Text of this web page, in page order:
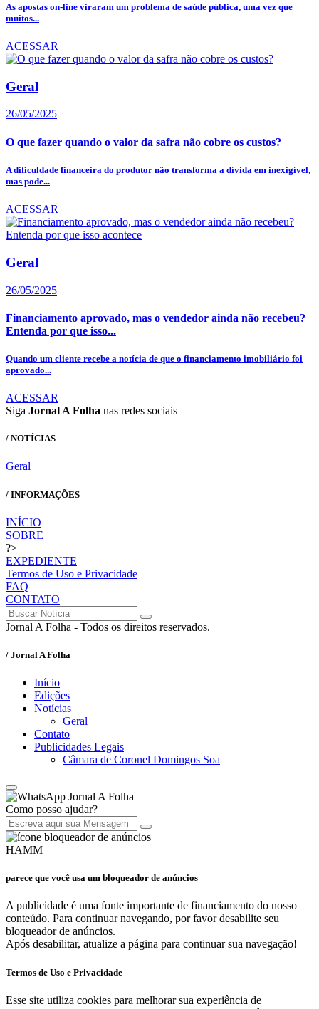
As apostas on-line viraram um problema de saúde pública, uma vez que
muitos...
ACESSAR
Geral
26/05/2025
O que fazer quando o valor da safra não cobre os custos?
A dificuldade financeira do produtor não transforma a dívida em inexigível,
mas pode...
ACESSAR
Geral
26/05/2025
Financiamento aprovado, mas o vendedor ainda não recebeu?
Entenda por que isso...
Quando um cliente recebe a notícia de que o financiamento imobiliário foi
aprovado...
ACESSAR
Siga Jornal A Folha nas redes sociais
/ NOTÍCIAS
Geral
/ INFORMAÇÕES
INÍCIO
SOBRE
?>
EXPEDIENTE
Termos de Uso e Privacidade
FAQ
CONTATO
Jornal A Folha - Todos os direitos reservados.
/ Jornal A Folha
Início
Edições
Notícias
Geral
Contato
Publicidades Legais
Câmara de Coronel Domingos Soa
Jornal A Folha
Como posso ajudar?
HAMM
parece que você usa um bloqueador de anúncios
A publicidade é uma fonte importante de financiamento do nosso
conteúdo. Para continuar navegando, por favor desabilite seu
bloqueador de anúncios.
Após desabilitar, atualize a página para continuar sua navegação!
Termos de Uso e Privacidade
Esse site utiliza cookies para melhorar sua experiência de